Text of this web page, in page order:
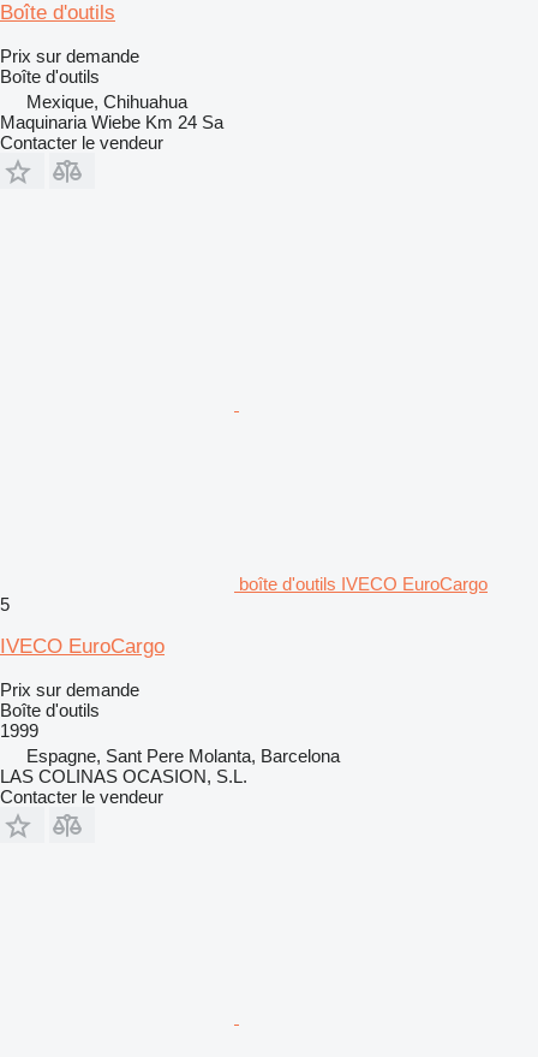
Boîte d'outils
Prix sur demande
Boîte d'outils
Mexique, Chihuahua
Maquinaria Wiebe Km 24 Sa
Contacter le vendeur
boîte d'outils IVECO EuroCargo
5
IVECO EuroCargo
Prix sur demande
Boîte d'outils
1999
Espagne, Sant Pere Molanta, Barcelona
LAS COLINAS OCASION, S.L.
Contacter le vendeur